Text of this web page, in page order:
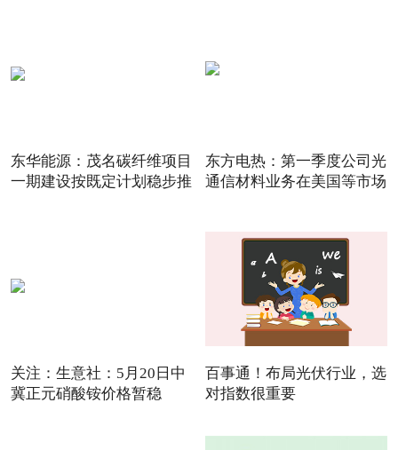
东华能源：茂名碳纤维项目
一期建设按既定计划稳步推
东方电热：第一季度公司光
通信材料业务在美国等市场
关注：生意社：5月20日中
冀正元硝酸铵价格暂稳
百事通！布局光伏行业，选
对指数很重要